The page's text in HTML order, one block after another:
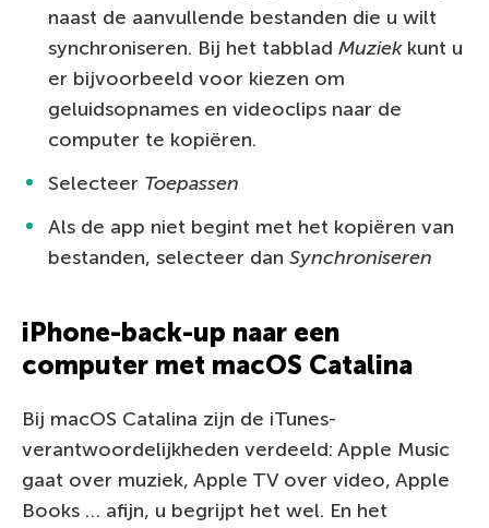
naast de aanvullende bestanden die u wilt
synchroniseren. Bij het tabblad Muziekkunt u
er bijvoorbeeld voor kiezen om
geluidsopnames en videoclips naar de
computer te kopiëren.
Selecteer Toepassen
Als de app niet begint met het kopiëren van
bestanden, selecteer dan Synchroniseren
iPhone-back-up naar een
computer met macOS Catalina
Bij macOS Catalina zijn de iTunes-
verantwoordelijkheden verdeeld: Apple Music
gaat over muziek, Apple TV over video, Apple
Books … afijn, u begrijpt het wel. En het